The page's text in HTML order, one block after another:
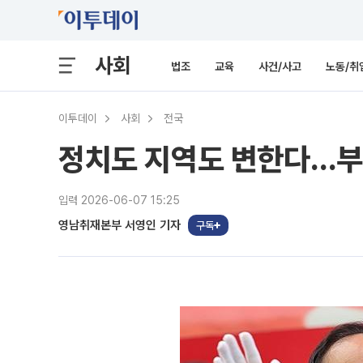
사회 법조 교육 사건/사고 노동/취
이투데이 사회 전국
정치도 지역도 변한다…
입력 2026-06-07 15:25
영남취재본부 서영인 기자 구독